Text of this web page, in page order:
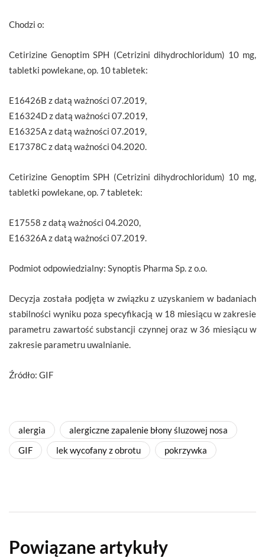
Chodzi o:
Cetirizine Genoptim SPH (Cetrizini dihydrochloridum) 10 mg,
tabletki powlekane, op. 10 tabletek:
E16426B z datą ważności 07.2019,
E16324D z datą ważności 07.2019,
E16325A z datą ważności 07.2019,
E17378C z datą ważności 04.2020.
Cetirizine Genoptim SPH (Cetrizini dihydrochloridum) 10 mg,
tabletki powlekane, op. 7 tabletek:
E17558 z datą ważności 04.2020,
E16326A z datą ważności 07.2019.
Podmiot odpowiedzialny: Synoptis Pharma Sp. z o.o.
Decyzja została podjęta w związku z uzyskaniem w badaniach
stabilności wyniku poza specyfikacją w 18 miesiącu w zakresie
parametru zawartość substancji czynnej oraz w 36 miesiącu w
zakresie parametru uwalnianie.
Źródło: GIF
alergia
alergiczne zapalenie błony śluzowej nosa
GIF
lek wycofany z obrotu pokrzywka
Powiązane artykuły